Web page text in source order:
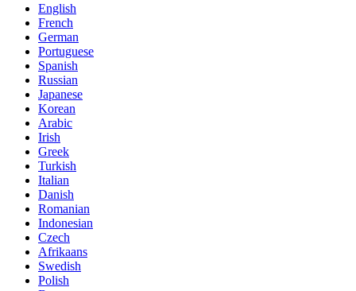
English
French
German
Portuguese
Spanish
Russian
Japanese
Korean
Arabic
Irish
Greek
Turkish
Italian
Danish
Romanian
Indonesian
Czech
Afrikaans
Swedish
Polish